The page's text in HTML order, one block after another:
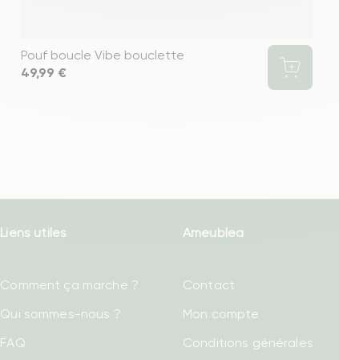
Pouf boucle Vibe bouclette
Prix
49,99 €
Liens utiles
Comment ça marche ?
Qui sommes-nous ?
FAQ
Ameublea
Contact
Mon compte
Conditions générales